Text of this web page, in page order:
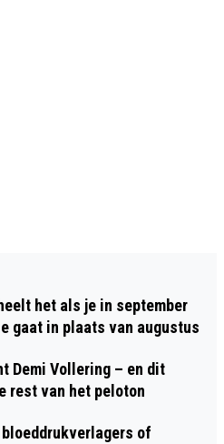
het als je in september
gaat in plaats van augustus
Demi Vollering – en dit
rest van het peloton
of